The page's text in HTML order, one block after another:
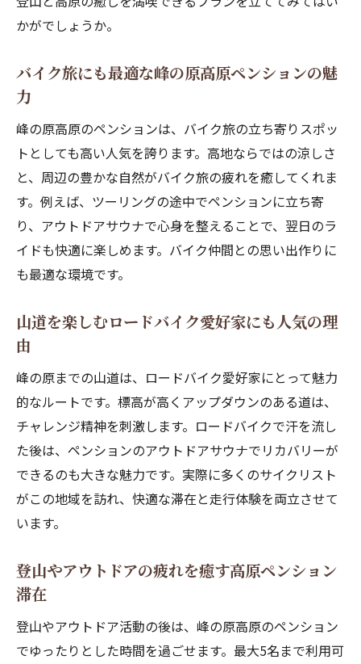
かがでしょうか。
バイク旅にも最適な峰の原高原ペンションの魅
力
峰の原高原のペンションは、バイク旅の立ち寄りスポッ
トとしても高い人気を誇ります。高地ならではの涼しさ
と、周辺の豊かな自然がバイク旅の疲れを癒してくれま
す。例えば、ツーリングの途中でペンションに立ち寄
り、アウトドアサウナで心身を整えることで、翌日のラ
イドも快適に楽しめます。バイク仲間との思い出作りに
も最適な環境です。
山道を楽しむロードバイク愛好家にも人気の理
由
峰の原までの山道は、ロードバイク愛好家にとって魅力
的なルートです。標高が高くアップダウンのある道は、
チャレンジ精神を刺激します。ロードバイクで汗を流し
た後は、ペンションのアウトドアサウナでリカバリーが
できるのも大きな魅力です。実際に多くのサイクリスト
がこの地域を訪れ、快適な滞在と走行体験を両立させて
います。
登山やアウトドアの疲れを癒す高原ペンション
滞在
登山やアウトドア活動の後は、峰の原高原のペンション
でゆったりとした時間を過ごせます。最大5名まで利用可